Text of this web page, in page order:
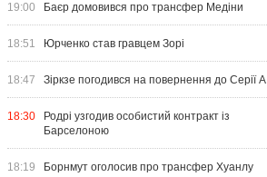
19:00 Баєр домовився про трансфер Медіни
18:51 Юрченко став гравцем Зорі
18:47 Зіркзе погодився на повернення до Серії А
18:30
Родрі узгодив особистий контракт із
Барселоною
18:19 Борнмут оголосив про трансфер Хуанлу